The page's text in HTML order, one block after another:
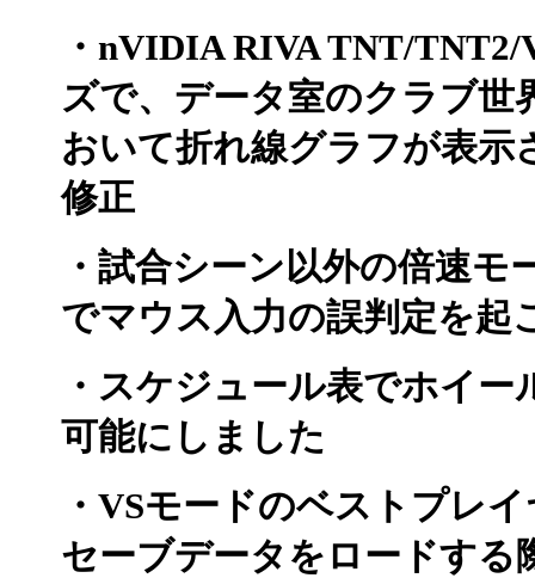
・nVIDIA RIVA TNT/
ズで、データ室のクラブ世
おいて折れ線グラフが表示
修正
・試合シーン以外の倍速モ
でマウス入力の誤判定を起
・スケジュール表でホイ
可能にしました
・VSモードのベストプレ
セーブデータをロードする